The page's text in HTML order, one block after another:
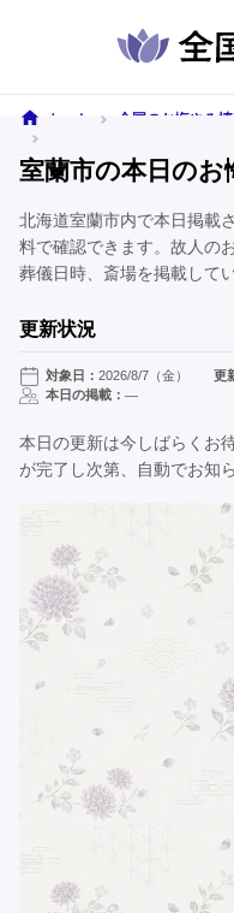
ホーム 全国のお悔やみ
室蘭市の本日のお
北海道室蘭市内で本日掲載
料で確認できます。故人の
葬儀日時、斎場を掲載してい
更新状況
対象日： 2026/8/7（金） 更
本日の掲載： —
本日の更新は今しばらくお
が完了し次第、自動でお知